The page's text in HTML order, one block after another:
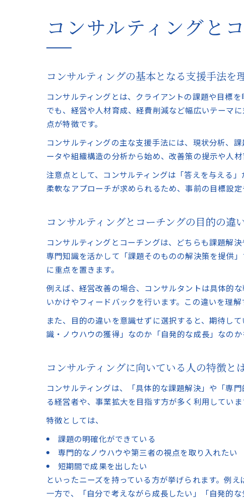
コンサルティングと
コンサルティングの基本となる支援手法を
コンサルティングとは、クライアントの課題や目標
でも、経営や人材育成、経費削減など幅広いテーマ
点が特徴です。
コンサルティングの主な支援手法には、現状分析、
ータや組織構造の分析から始め、改善策の提示や人
注意点として、コンサルティングは「答えを与える
柔軟なアプローチが求められるため、事前の目標設
コンサルティングとコーチングの目的の違
コンサルティングとコーチングは、どちらも課題解
専門知識を活かして「課題そのものの解決策を提供
に重点を置きます。
例えば、経営改善の場合、コンサルタントは具体的
いかけやフィードバックを行います。この違いを理
また、目的の違いを意識せずに選択すると、期待し
識・ノウハウの獲得」なのか「自発的な成長」なのか
コンサルティングに向いている人の特徴と
コンサルティングは、「具体的な課題解決」や「専
る経営者や、事業拡大を目指す方が多く利用してい
特徴としては、
課題の明確化ができている
専門的なノウハウや第三者の視点を取り入れたい
短期間で成果を出したい
といったニーズを持っている方が挙げられます。例
一方で、「自分で考えながら成長したい」「自発的